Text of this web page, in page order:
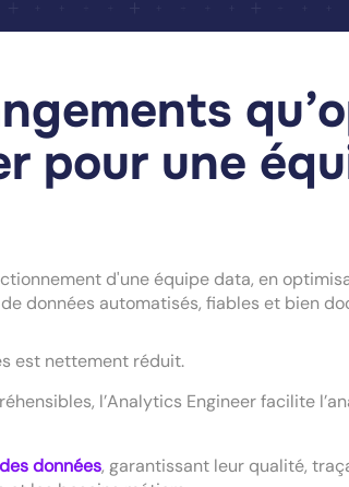
pour une
d'une équipe data, en
données automatisés, fiables et bien
est nettement réduit.
l’Analytics Engineer facilite
données, garantissant leur qualité,